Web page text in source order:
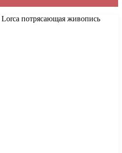
потрясающая живопись